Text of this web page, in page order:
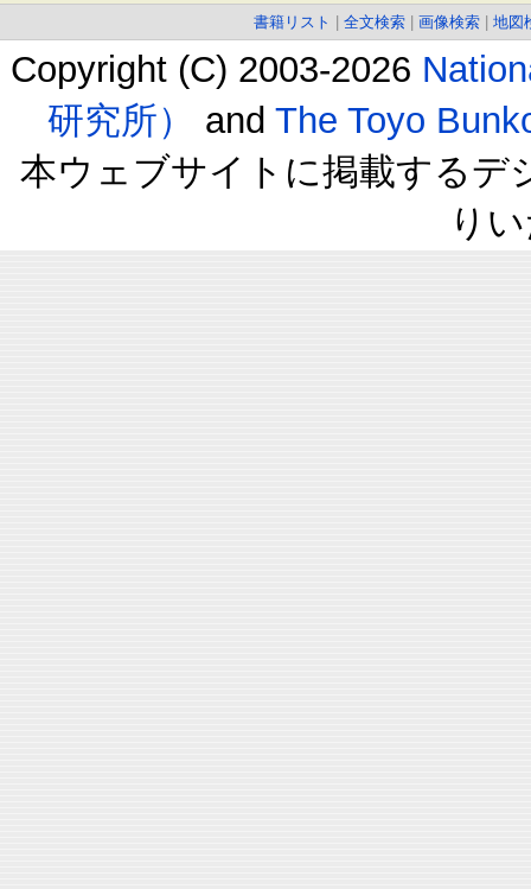
書籍リスト 全文検索 画像検索 地図
Copyright (C) 2003-2026
研究所）
and The Toyo
本ウェブサイトに掲載するデ
り